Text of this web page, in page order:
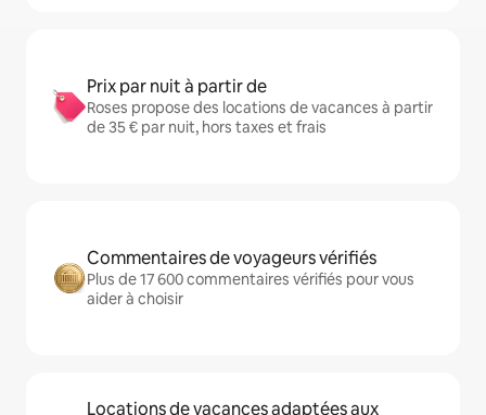
Prix par nuit à partir de
Roses propose des locations de vacances à partir
de 35 € par nuit, hors taxes et frais
Commentaires de voyageurs vérifiés
Plus de 17 600 commentaires vérifiés pour vous
aider à choisir
Locations de vacances adaptées aux